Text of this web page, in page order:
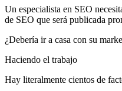
Un especialista en SEO
de SEO que será publicada
¿Debería ir a casa con su
Haciendo el trabajo
Hay literalmente cientos de